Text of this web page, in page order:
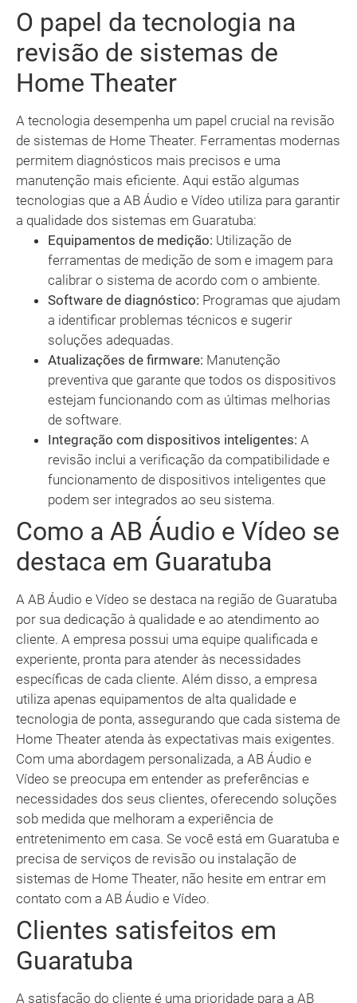
O papel da tecnologia na
revisão de sistemas de
Home Theater
A tecnologia desempenha um papel crucial na revisão
de sistemas de Home Theater. Ferramentas modernas
permitem diagnósticos mais precisos e uma
manutenção mais eficiente. Aqui estão algumas
tecnologias que a AB Áudio e Vídeo utiliza para garantir
a qualidade dos sistemas em Guaratuba:
Equipamentos de medição: Utilização de
ferramentas de medição de som e imagem para
calibrar o sistema de acordo com o ambiente.
Software de diagnóstico: Programas que ajudam
a identificar problemas técnicos e sugerir
soluções adequadas.
Atualizações de firmware: Manutenção
preventiva que garante que todos os dispositivos
estejam funcionando com as últimas melhorias
de software.
Integração com dispositivos inteligentes: A
revisão inclui a verificação da compatibilidade e
funcionamento de dispositivos inteligentes que
podem ser integrados ao seu sistema.
Como a AB Áudio e Vídeo se
destaca em Guaratuba
A AB Áudio e Vídeo se destaca na região de Guaratuba
por sua dedicação à qualidade e ao atendimento ao
cliente. A empresa possui uma equipe qualificada e
experiente, pronta para atender às necessidades
específicas de cada cliente. Além disso, a empresa
utiliza apenas equipamentos de alta qualidade e
tecnologia de ponta, assegurando que cada sistema de
Home Theater atenda às expectativas mais exigentes.
Com uma abordagem personalizada, a AB Áudio e
Vídeo se preocupa em entender as preferências e
necessidades dos seus clientes, oferecendo soluções
sob medida que melhoram a experiência de
entretenimento em casa. Se você está em Guaratuba e
precisa de serviços de revisão ou instalação de
sistemas de Home Theater, não hesite em entrar em
contato com a AB Áudio e Vídeo.
Clientes satisfeitos em
Guaratuba
A satisfação do cliente é uma prioridade para a AB